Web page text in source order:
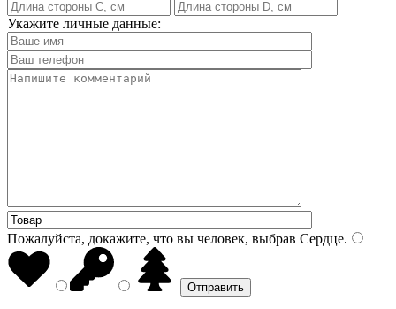
Укажите личные данные:
Пожалуйста, докажите, что вы человек, выбрав Сердце.